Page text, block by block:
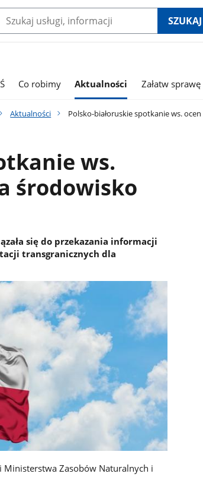
SZUKAJ
Co robimy Aktualności Załatw sprawę
Aktualności Polsko-białoruskie spotkanie ws.
ws.
środowisko
się do przekazania informacji
transgranicznych dla
Ministerstwa Zasobów Naturalnych i